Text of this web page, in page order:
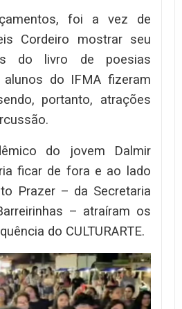
foi a vez de
Cordeiro mostrar seu
do livro de poesias
do IFMA fizeram
portanto, atrações
do jovem Dalmir
ficar de fora e ao lado
Prazer – da Secretaria
– atraíram os
do CULTURARTE.